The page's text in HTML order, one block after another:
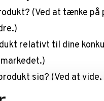
(Ved at tænke
relativt til dine
sig? (Ved at
budskaber, der